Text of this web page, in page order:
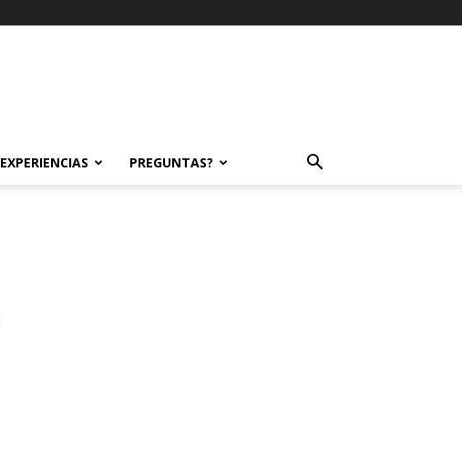
EXPERIENCIAS PREGUNTAS?